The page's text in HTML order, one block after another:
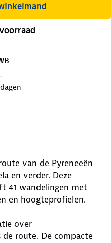
van de Pyreneeën
en verder. Deze
41 wandelingen met
en hoogteprofielen.
over
de route. De compacte